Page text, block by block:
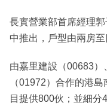
長實營業部首席經理
中推出，戶型由兩房至
由嘉里建設（00683
（01972）合作的港
目提供800伙；並細分